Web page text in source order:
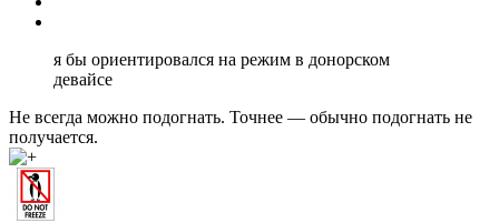
я бы ориентировался на режим в донорском
девайсе
Не всегда можно подогнать. Точнее — обычно подогнать не
получается.